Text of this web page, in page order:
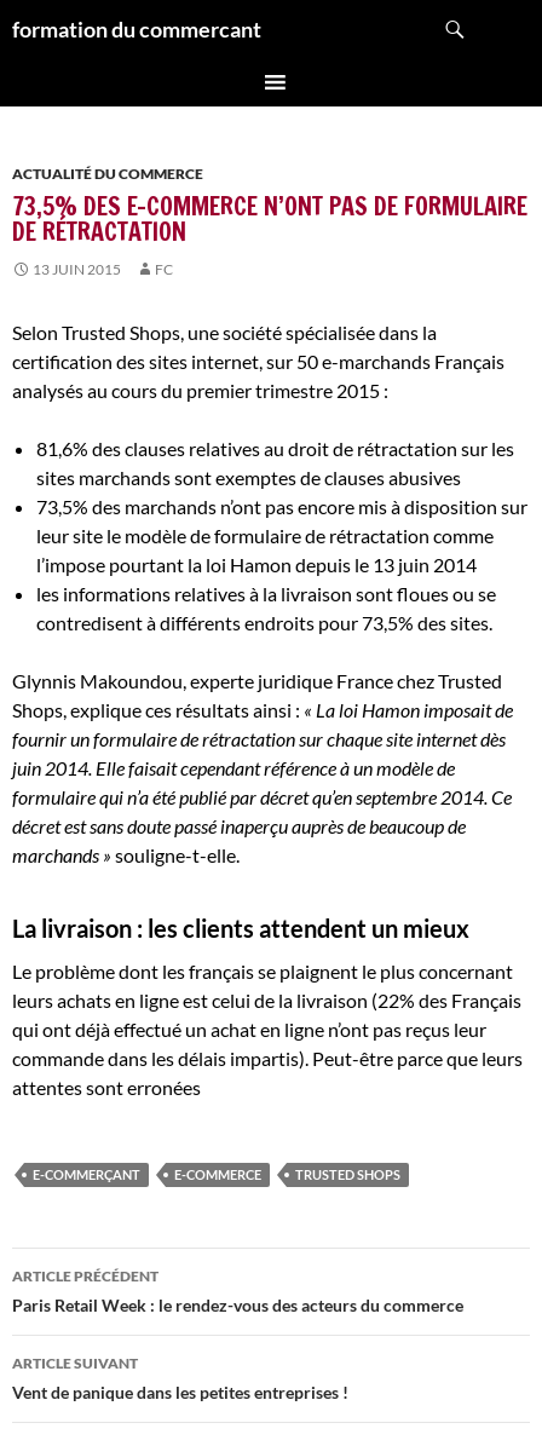
auformation du commercant
ACTUALITÉ DU COMMERCE
73,5% DES E-COMMERCE N’ONT PAS DE FORMULAIRE
DE RÉTRACTATION
13 JUIN 2015 FC
Selon Trusted Shops, une société spécialisée dans la
certification des sites internet, sur 50 e-marchands Français
analysés au cours du premier trimestre 2015 :
81,6% des clauses relatives au droit de rétractation sur les
sites marchands sont exemptes de clauses abusives
73,5% des marchands n’ont pas encore mis à disposition sur
leur site le modèle de formulaire de rétractation comme
l’impose pourtant la loi Hamon depuis le 13 juin 2014
les informations relatives à la livraison sont floues ou se
contredisent à différents endroits pour 73,5% des sites.
Glynnis Makoundou, experte juridique France chez Trusted
Shops, explique ces résultats ainsi : « La loi Hamon imposait de
fournir un formulaire de rétractation sur chaque site internet dès
juin 2014. Elle faisait cependant référence à un modèle de
formulaire qui n’a été publié par décret qu’en septembre 2014. Ce
décret est sans doute passé inaperçu auprès de beaucoup de
marchands » souligne-t-elle.
La livraison : les clients attendent un mieux
Le problème dont les français se plaignent le plus concernant
leurs achats en ligne est celui de la livraison (22% des Français
qui ont déjà effectué un achat en ligne n’ont pas reçus leur
commande dans les délais impartis). Peut-être parce que leurs
attentes sont erronées
E-COMMERÇANT E-COMMERCE TRUSTED SHOPS
Navigation
des
articles
ARTICLE PRÉCÉDENT
Paris Retail Week : le rendez-vous des acteurs du commerce
ARTICLE SUIVANT
Vent de panique dans les petites entreprises !